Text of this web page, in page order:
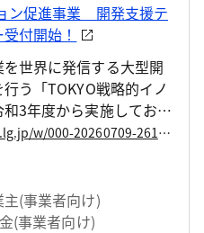
ン促進事業 開発支援テ
付開始！
世界に発信する大型開
う「TOKYO戦略的イノ
3年度から実施しており
東京戦略」等で掲げる目
、成長産業分野の都市
を示した「イノベーシ
プで示される開発支援
が他企業や大学等と連
https://www.my.metro.tokyo.lg.jp/w/000-20260709-261314684
(事業者向け)
(事業者向け)